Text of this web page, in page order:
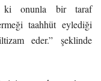
ki onunla bir taraf
taahhüt eylediği
eder.” şeklinde